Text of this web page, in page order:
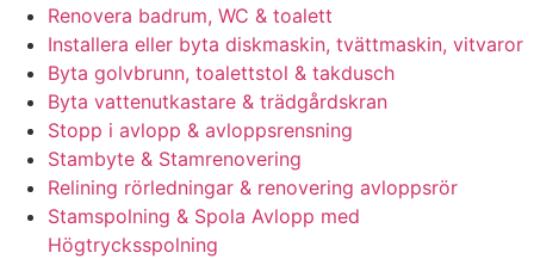
Renovera badrum, WC & toalett
Installera eller byta diskmaskin, tvättmaskin, vitvaror
Byta golvbrunn, toalettstol & takdusch
Byta vattenutkastare & trädgårdskran
Stopp i avlopp & avloppsrensning
Stambyte & Stamrenovering
Relining rörledningar & renovering avloppsrör
Stamspolning & Spola Avlopp med
Högtrycksspolning